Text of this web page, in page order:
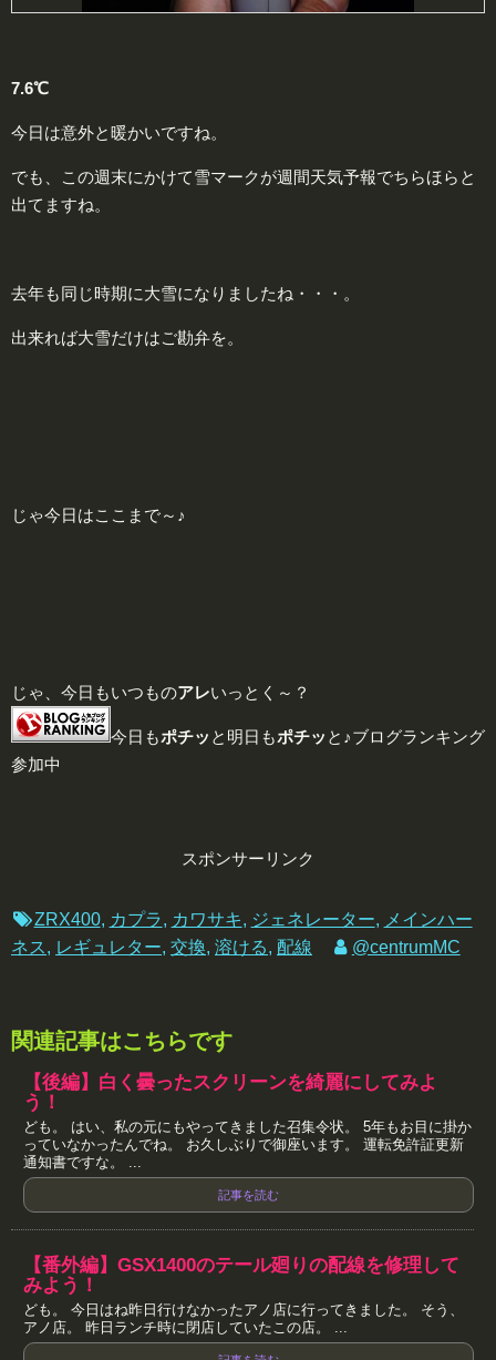
7.6℃
今日は意外と暖かいですね。
でも、この週末にかけて雪マークが週間天気予報でちらほらと
出てますね。
去年も同じ時期に大雪になりましたね・・・。
出来れば大雪だけはご勘弁を。
じゃ今日はここまで～♪
じゃ、今日もいつものアレいっとく～？
今日もポチッ と明日もポチッ と♪ブログランキング
参加中
スポンサーリンク
ZRX400, カプラ, カワサキ, ジェネレーター, メインハー
ネス, レギュレター, 交換, 溶ける, 配線 @centrumMC
関連記事はこちらです
【後編】白く曇ったスクリーンを綺麗にしてみよ
う！
ども。 はい、私の元にもやってきました召集令状。 5年もお目に掛か
っていなかったんでね。 お久しぶりで御座います。 運転免許証更新
通知書ですな。 ...
記事を読む
【番外編】GSX1400のテール廻りの配線を修理して
みよう！
ども。 今日はね昨日行けなかったアノ店に行ってきました。 そう、
アノ店。 昨日ランチ時に閉店していたこの店。 ...